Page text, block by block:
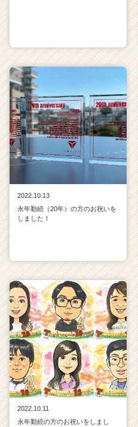
2022.10.13
永年勤続（20年）の方のお祝いを
しました！
2022.10.11
永年勤続の方のお祝いをしまし